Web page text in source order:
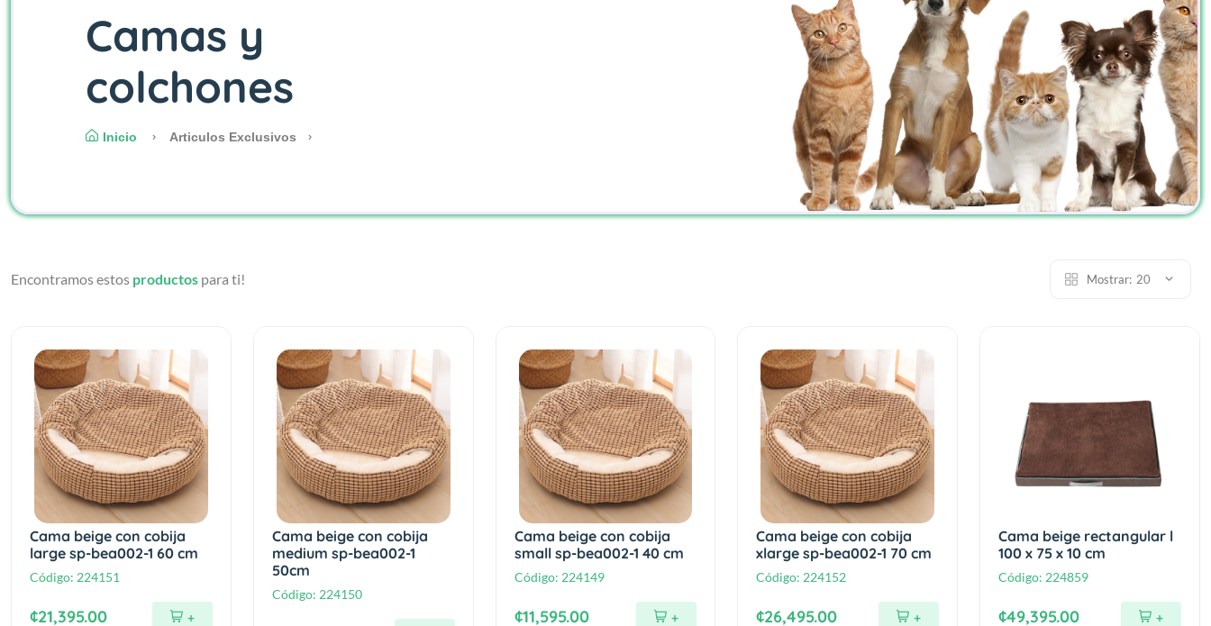
Camas y
colchones
Inicio Articulos Exclusivos
Encontramos estos productos para ti! Mostrar: 20
Cama beige con cobija
large sp-bea002-1 60 cm
Código: 224151
¢21,395.00 +
Cama beige con cobija
medium sp-bea002-1
50cm
Código: 224150
Cama beige con cobija
small sp-bea002-1 40 cm
Código: 224149
¢11,595.00 +
Cama beige con cobija
xlarge sp-bea002-1 70 cm
Código: 224152
¢26,495.00 +
Cama beige rectangular l
100 x 75 x 10 cm
Código: 224859
¢49,395.00 +